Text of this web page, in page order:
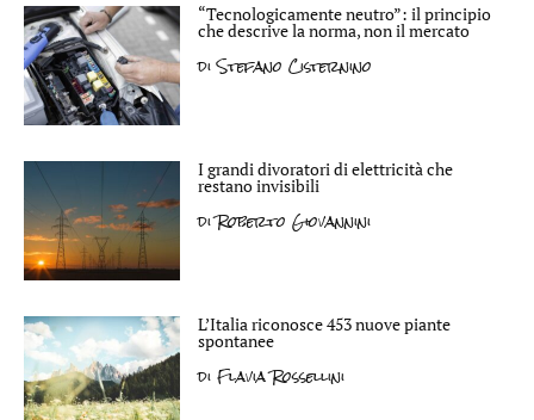
“Tecnologicamente neutro”: il principio
che descrive la norma, non il mercato
diStefano Cisternino
I grandi divoratori di elettricità che
restano invisibili
diRoberto Giovannini
L’Italia riconosce 453 nuove piante
spontanee
di Flavia Rossellini